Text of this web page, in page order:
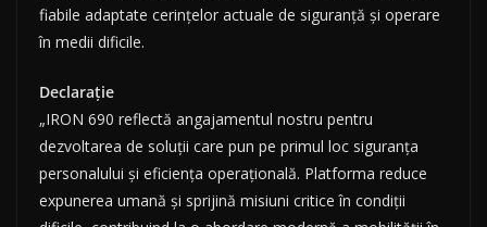
fiabile adaptate cerințelor actuale de siguranță și operare
în medii dificile.
Declarație
„IRON 690 reflectă angajamentul nostru pentru
dezvoltarea de soluții care pun pe primul loc siguranța
personalului și eficiența operațională. Platforma reduce
expunerea umană și sprijină misiuni critice în condiții